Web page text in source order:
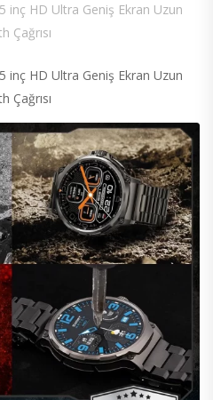
inç HD Ultra Geniş Ekran Uzun
Çağrısı
inç HD Ultra Geniş Ekran Uzun
Çağrısı